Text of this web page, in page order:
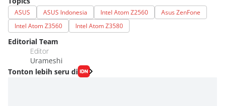
ASUS ASUS Indonesia Intel Atom Z2560
Asus ZenFone
Intel Atom Z3560
Intel Atom Z3580
Editorial Team
Editor
Urameshi
Tonton lebih seru di